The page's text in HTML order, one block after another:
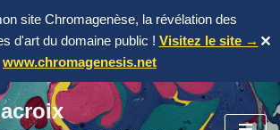
site Chromagenèse, la révélation des
d'art du domaine public ! Visitez le site →
www.chromagenesis.net
✕